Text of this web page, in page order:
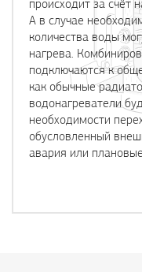
происходит за счёт
А в случае
количества воды
нагрева.
подключаются к
как обычные
водонагреватели
необходимости
обусловленный
авария или